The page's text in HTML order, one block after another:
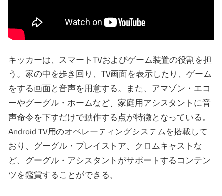
キッカーは、スマートTVおよびゲーム装置の役割を担
う。家の中を歩き回り、TV画面を表示したり、ゲーム
をする画面と音声を用意する。また、アマゾン・エコ
ーやグーグル・ホームなど、家庭用アシスタントに音
声命令を下すだけで動作する点が特徴となっている。
Android TV用のオペレーティングシステムを搭載して
おり、グーグル・プレイストア、クロムキャストな
ど、グーグル・アシスタントがサポートするコンテン
ツを鑑賞することができる。